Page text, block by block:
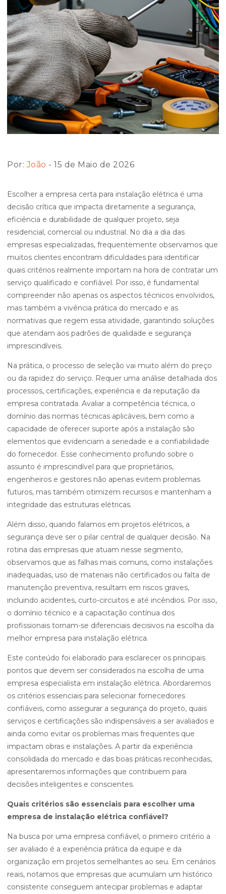
Por:João - 15 de Maio de 2026
Escolher a empresa certa para instalação elétrica é uma
decisão crítica que impacta diretamente a segurança,
eficiência e durabilidade de qualquer projeto, seja
residencial, comercial ou industrial. No dia a dia das
empresas especializadas, frequentemente observamos que
muitos clientes encontram dificuldades para identificar
quais critérios realmente importam na hora de contratar um
serviço qualificado e confiável. Por isso, é fundamental
compreender não apenas os aspectos técnicos envolvidos,
mas também a vivência prática do mercado e as
normativas que regem essa atividade, garantindo soluções
que atendam aos padrões de qualidade e segurança
imprescindíveis.
Na prática, o processo de seleção vai muito além do preço
ou da rapidez do serviço. Requer uma análise detalhada dos
processos, certificações, experiência e da reputação da
empresa contratada. Avaliar a competência técnica, o
domínio das normas técnicas aplicáveis, bem como a
capacidade de oferecer suporte após a instalação são
elementos que evidenciam a seriedade e a confiabilidade
do fornecedor. Esse conhecimento profundo sobre o
assunto é imprescindível para que proprietários,
engenheiros e gestores não apenas evitem problemas
futuros, mas também otimizem recursos e mantenham a
integridade das estruturas elétricas.
Além disso, quando falamos em projetos elétricos, a
segurança deve ser o pilar central de qualquer decisão. Na
rotina das empresas que atuam nesse segmento,
observamos que as falhas mais comuns, como instalações
inadequadas, uso de materiais não certificados ou falta de
manutenção preventiva, resultam em riscos graves,
incluindo acidentes, curto-circuitos e até incêndios. Por isso,
o domínio técnico e a capacitação contínua dos
profissionais tornam-se diferenciais decisivos na escolha da
melhor empresa para instalação elétrica.
Este conteúdo foi elaborado para esclarecer os principais
pontos que devem ser considerados na escolha de uma
empresa especialista em instalação elétrica. Abordaremos
os critérios essenciais para selecionar fornecedores
confiáveis, como assegurar a segurança do projeto, quais
serviços e certificações são indispensáveis a ser avaliados e
ainda como evitar os problemas mais frequentes que
impactam obras e instalações. A partir da experiência
consolidada do mercado e das boas práticas reconhecidas,
apresentaremos informações que contribuem para
decisões inteligentes e conscientes.
Quais critérios são essenciais para escolher uma
empresa de instalação elétrica confiável?
Na busca por uma empresa confiável, o primeiro critério a
ser avaliado é a experiência prática da equipe e da
organização em projetos semelhantes ao seu. Em cenários
reais, notamos que empresas que acumulam um histórico
consistente conseguem antecipar problemas e adaptar